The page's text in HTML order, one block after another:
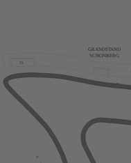
GRANDSTAND
SCHONBERG
T3
N